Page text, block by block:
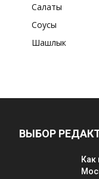
Салаты
Соусы
Шашлык
ВЫБОР
Как